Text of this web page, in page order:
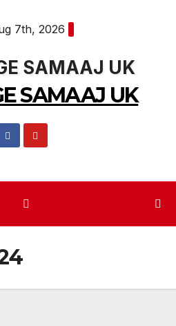
7th, 2026
SAMAAJ UK